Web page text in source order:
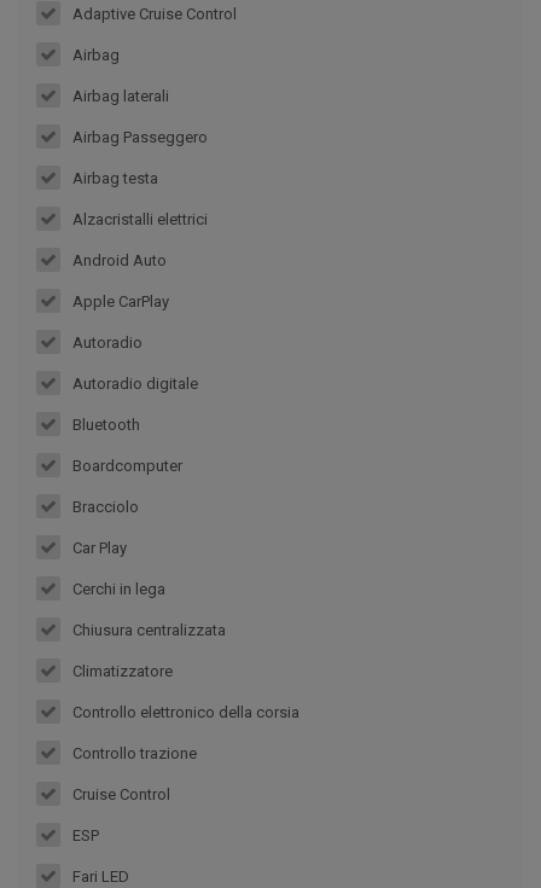
Adaptive Cruise Control
Airbag
Airbag laterali
Airbag Passeggero
Airbag testa
Alzacristalli elettrici
Android Auto
Apple CarPlay
Autoradio
Autoradio digitale
Bluetooth
Boardcomputer
Bracciolo
Car Play
Cerchi in lega
Chiusura centralizzata
Climatizzatore
Controllo elettronico della corsia
Controllo trazione
Cruise Control
ESP
Fari LED